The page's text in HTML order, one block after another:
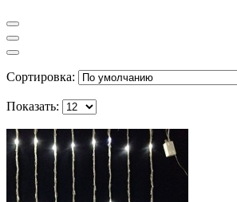
Сортировка:
Показать: